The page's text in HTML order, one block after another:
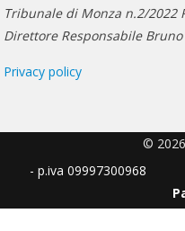
Tribunale di Monza n.2/2022
Direttore Responsabile
Privacy policy
© 2026
- p.iva 09997300968